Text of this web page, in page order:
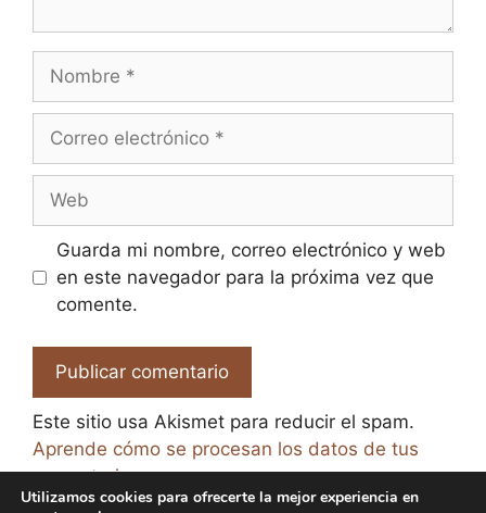
Nombre
Correo
Web
Guarda mi nombre, correo electrónico y web
en este navegador para la próxima vez que
comente.
Este sitio usa Akismet para reducir el spam.
Aprende cómo se procesan los datos de tus
comentarios.
Utilizamos cookies para ofrecerte la mejor experiencia en